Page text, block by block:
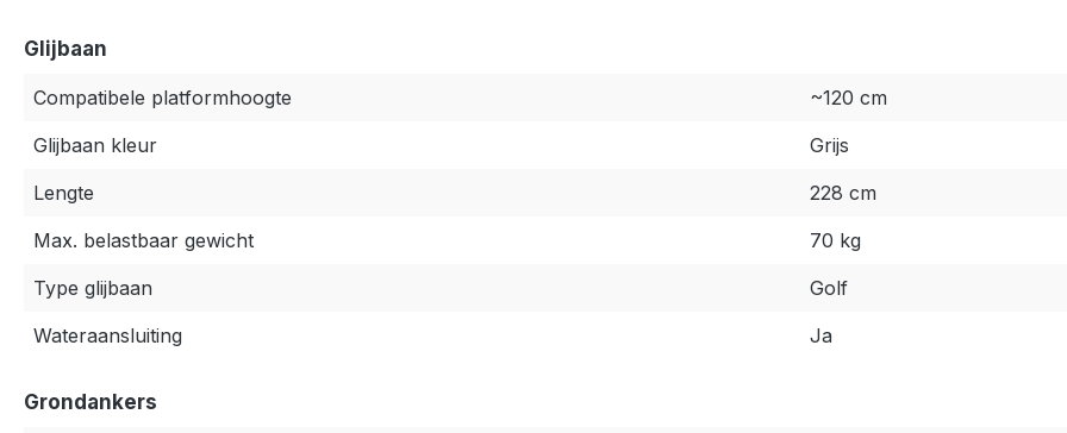
Glijbaan
Compatibele platformhoogte
~120 cm
Glijbaan kleur
Grijs
Lengte
228 cm
Max. belastbaar gewicht
70 kg
Type glijbaan
Golf
Wateraansluiting
Ja
Grondankers